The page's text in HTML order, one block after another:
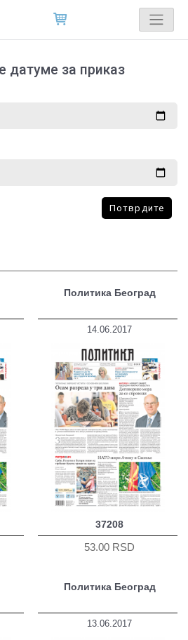
датуме за приказ
Потврдите
Политика Београд
14.06.2017
37208
53.00 RSD
Политика Београд
13.06.2017